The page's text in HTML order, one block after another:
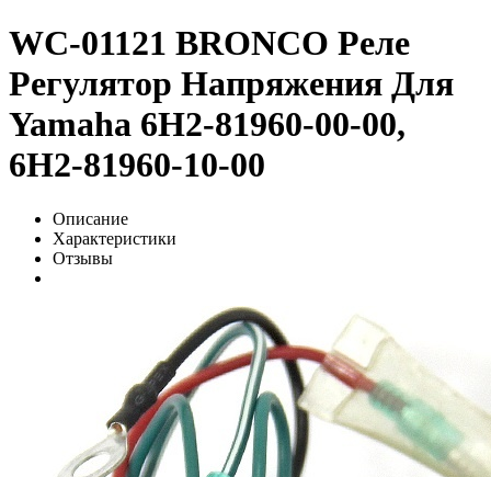
WC-01121 BRONCO Реле
Регулятор Напряжения Для
Yamaha 6H2-81960-00-00,
6H2-81960-10-00
Описание
Характеристики
Отзывы